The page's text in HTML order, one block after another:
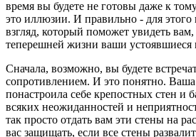
время вы будете не готовы даже к
это иллюзии. И правильно - для
взгляд, который поможет увидеть
теперешней жизни ваши устоявшиеся
Сначала, возможно, вы будете
сопротивлением. И это понятно. Ваша
понастроила себе крепостных стен и
всяких неожиданностей и
так просто отдать вам эти стены на
вас защищать, если все стены